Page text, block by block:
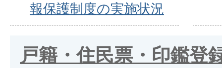
報保護制度の実施状況
戸籍・住民票・印鑑登